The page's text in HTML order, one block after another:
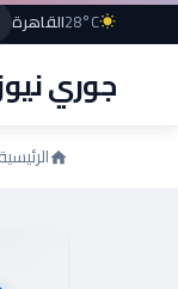
28°Cالقاهرة
جوري
الرئيسية